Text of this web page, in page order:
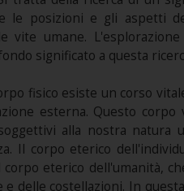
le posizioni e gli aspetti
umane. L'esplorazione
significato a questa
fisico esiste un corso
esterna. Questo
alla nostra natura
Il corpo eterico
eterico dell'umanità,
delle costellazioni. In